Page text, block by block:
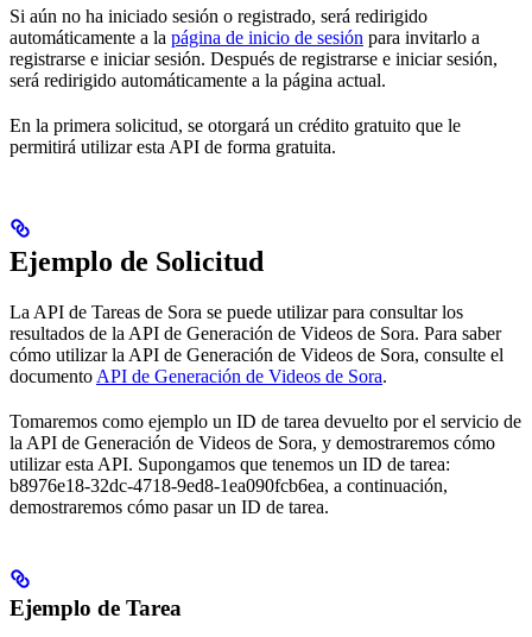
Si aún no ha iniciado sesión o registrado, será redirigido
automáticamente a la página de inicio de sesión para invitarlo a
registrarse e iniciar sesión. Después de registrarse e iniciar sesión,
será redirigido automáticamente a la página actual.
En la primera solicitud, se otorgará un crédito gratuito que le
permitirá utilizar esta API de forma gratuita.
Ejemplo de Solicitud
La API de Tareas de Sora se puede utilizar para consultar los
resultados de la API de Generación de Videos de Sora. Para saber
cómo utilizar la API de Generación de Videos de Sora, consulte el
documento API de Generación de Videos de Sora.
Tomaremos como ejemplo un ID de tarea devuelto por el servicio de
la API de Generación de Videos de Sora, y demostraremos cómo
utilizar esta API. Supongamos que tenemos un ID de tarea:
b8976e18-32dc-4718-9ed8-1ea090fcb6ea, a continuación,
demostraremos cómo pasar un ID de tarea.
Ejemplo de Tarea